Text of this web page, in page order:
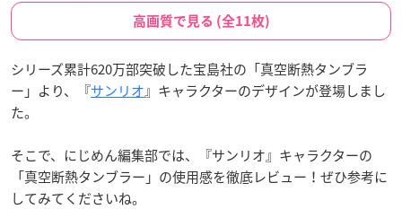
高画質で見る (全11枚)
シリーズ累計620万部突破した宝島社の「真空断熱タンブラ
ー」より、『サンリオ』キャラクターのデザインが登場しまし
た。
そこで、にじめん編集部では、『サンリオ』キャラクターの
「真空断熱タンブラー」の使用感を徹底レビュー！ぜひ参考に
してみてくださいね。